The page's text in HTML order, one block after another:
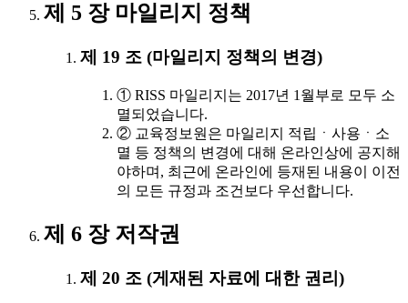
제 5 장 마일리지 정책
제 19 조 (마일리지 정책의 변경)
① RISS 마일리지는 2017년 1월부로 모두 소
멸되었습니다.
② 교육정보원은 마일리지 적립ㆍ사용ㆍ소
멸 등 정책의 변경에 대해 온라인상에 공지해
야하며, 최근에 온라인에 등재된 내용이 이전
의 모든 규정과 조건보다 우선합니다.
제 6 장 저작권
제 20 조 (게재된 자료에 대한 권리)